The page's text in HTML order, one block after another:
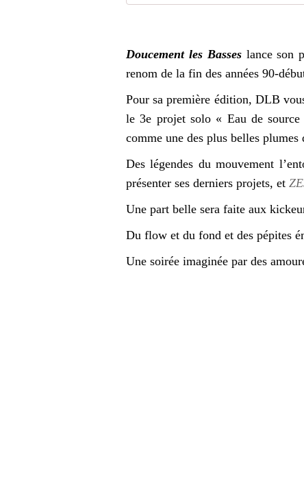
Doucement les Basseslance son
renom de la fin des années 90-
Pour sa première édition, DLB
le 3e projet solo « Eau de
comme une des plus belles plumes
Des légendes du mouvement
présenter ses derniers projets, et
Une part belle sera faite aux
Du flow et du fond et des pépites
Une soirée imaginée par des